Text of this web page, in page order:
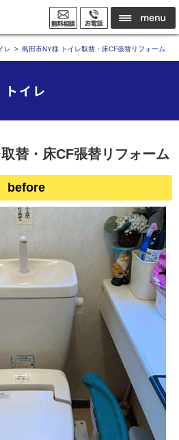
レ 島田市NY様 トイレ取替・床CF張替リフォーム
トイレ
替・床CF張替リフォーム
before